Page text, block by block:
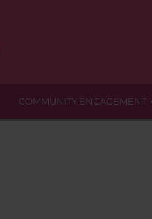
COMMUNITY ENGAGEMENT